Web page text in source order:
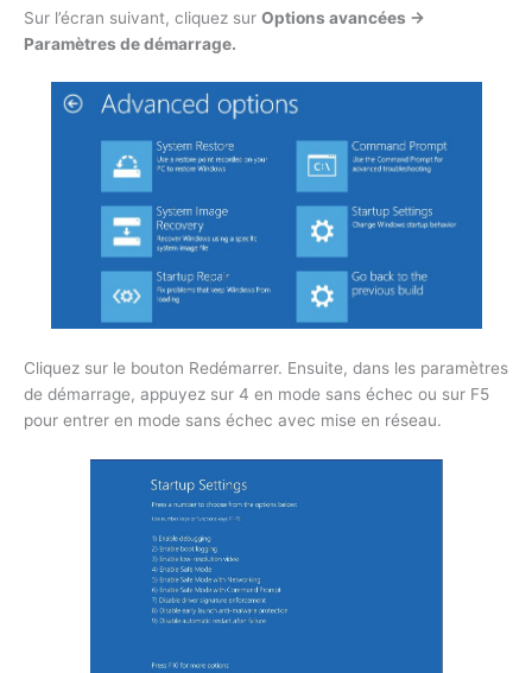
Sur l’écran suivant, cliquez sur Options avancées ->
Paramètres de démarrage.
Cliquez sur le bouton Redémarrer. Ensuite, dans les paramètres
de démarrage, appuyez sur 4 en mode sans échec ou sur F5
pour entrer en mode sans échec avec mise en réseau.